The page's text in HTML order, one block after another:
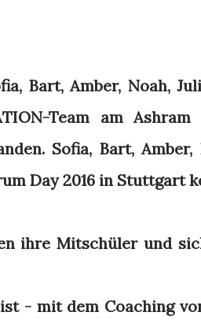
Bart, Amber, Noah,
Team am
Sofia, Bart,
Day 2016 in Stuttgart
ihre Mitschüler und
- mit dem Coaching